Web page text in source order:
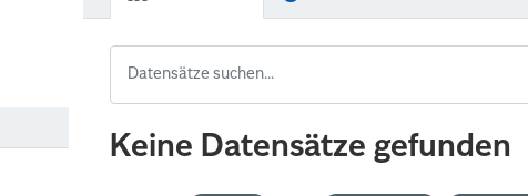
Keine Datensätze gefunden